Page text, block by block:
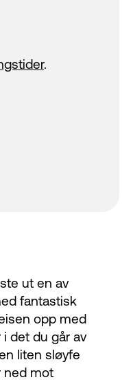
ut en av
fantastisk
opp med
det du går av
liten sløyfe
ned mot
.